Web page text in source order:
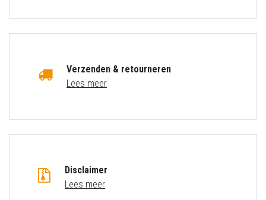
Verzenden & retourneren
Lees meer
Disclaimer
Lees meer